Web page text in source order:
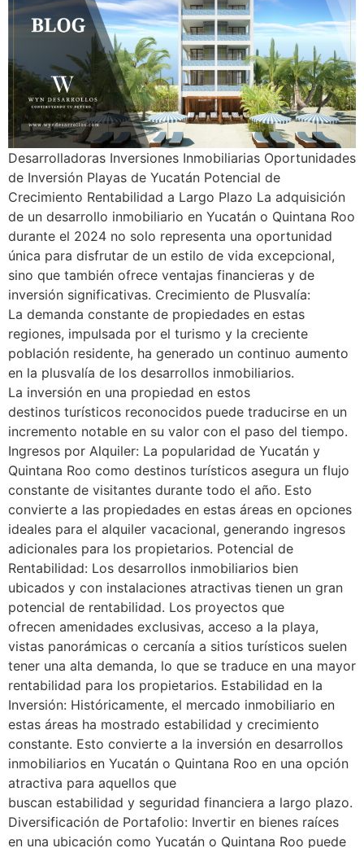
Desarrolladoras Inversiones Inmobiliarias Oportunidades
de Inversión Playas de Yucatán Potencial de
Crecimiento Rentabilidad a Largo Plazo La adquisición
de un desarrollo inmobiliario en Yucatán o Quintana Roo
durante el 2024 no solo representa una oportunidad
única para disfrutar de un estilo de vida excepcional,
sino que también ofrece ventajas financieras y de
inversión significativas. Crecimiento de Plusvalía:
La demanda constante de propiedades en estas
regiones, impulsada por el turismo y la creciente
población residente, ha generado un continuo aumento
en la plusvalía de los desarrollos inmobiliarios.
La inversión en una propiedad en estos
destinos turísticos reconocidos puede traducirse en un
incremento notable en su valor con el paso del tiempo.
Ingresos por Alquiler: La popularidad de Yucatán y
Quintana Roo como destinos turísticos asegura un flujo
constante de visitantes durante todo el año. Esto
convierte a las propiedades en estas áreas en opciones
ideales para el alquiler vacacional, generando ingresos
adicionales para los propietarios. Potencial de
Rentabilidad: Los desarrollos inmobiliarios bien
ubicados y con instalaciones atractivas tienen un gran
potencial de rentabilidad. Los proyectos que
ofrecen amenidades exclusivas, acceso a la playa,
vistas panorámicas o cercanía a sitios turísticos suelen
tener una alta demanda, lo que se traduce en una mayor
rentabilidad para los propietarios. Estabilidad en la
Inversión: Históricamente, el mercado inmobiliario en
estas áreas ha mostrado estabilidad y crecimiento
constante. Esto convierte a la inversión en desarrollos
inmobiliarios en Yucatán o Quintana Roo en una opción
atractiva para aquellos que
buscan estabilidad y seguridad financiera a largo plazo.
Diversificación de Portafolio: Invertir en bienes raíces
en una ubicación como Yucatán o Quintana Roo puede